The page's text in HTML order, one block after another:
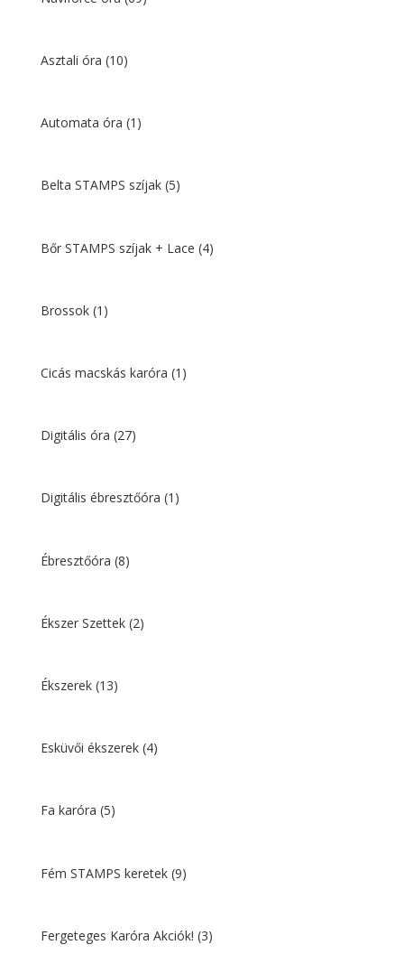
Asztali óra (10)
Automata óra (1)
Belta STAMPS szíjak (5)
Bőr STAMPS szíjak + Lace (4)
Brossok (1)
Cicás macskás karóra (1)
Digitális óra (27)
Digitális ébresztőóra (1)
Ébresztőóra (8)
Ékszer Szettek (2)
Ékszerek (13)
Esküvői ékszerek (4)
Fa karóra (5)
Fém STAMPS keretek (9)
Fergeteges Karóra Akciók! (3)